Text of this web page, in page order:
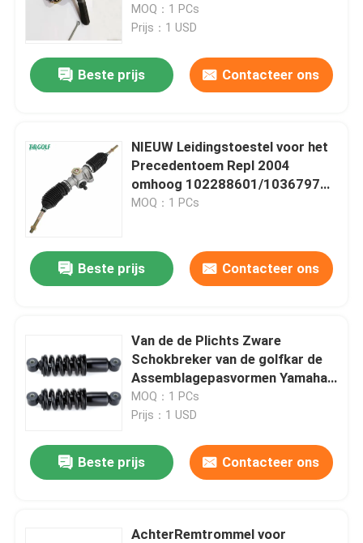
Ongeveer ons
Fabrieksreis
Contact de V.S.
Nieuws
De Zijspiegels van de golfkar
Het Dashboard van de golfkar
Elektrogolfkar
balhoofd
MOQ：1 PCs
Prijs：1 USD
Beste prijs Contacteer ons
NIEUW Leidingstoestel voor het
Precedentoem Repl 2004
omhoog 102288601/103679701
van de Clubauto
MOQ：1 PCs
Beste prijs Contacteer ons
Van de de Plichts Zware
Schokbreker van de golfkar de
Assemblagepasvormen Yamaha
G29 JR6-F2210-00
MOQ：1 PCs
Prijs：1 USD
Beste prijs Contacteer ons
AchterRemtrommel voor